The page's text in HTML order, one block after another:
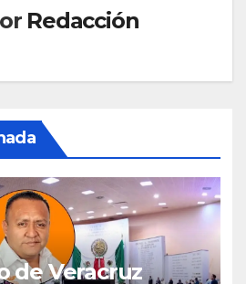
Redacción
de Veracruz